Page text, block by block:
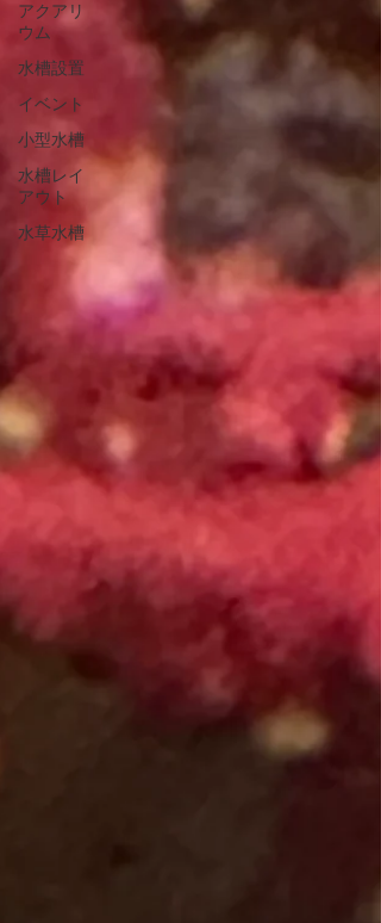
アクアリ
ウム
水槽設置
イベント
小型水槽
水槽レイ
アウト
水草水槽